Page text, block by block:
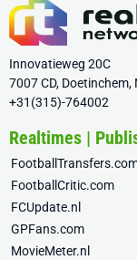
Innovatieweg 20C
7007 CD,
+31(315)-764002
Realtimes |
FootballCritic.com
FCUpdate.nl
GPFans.com
MovieMeter.nl